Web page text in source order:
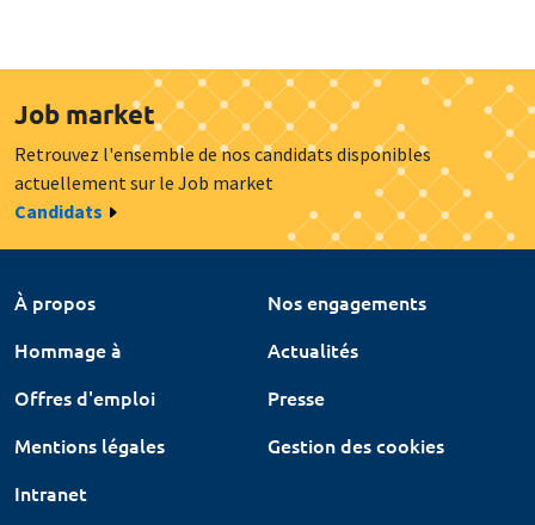
Job market
Retrouvez l'ensemble de nos candidats disponibles
actuellement sur le Job market
Candidats
À propos
Nos engagements
Hommage à
Actualités
Offres d'emploi
Presse
Mentions légales
Gestion des cookies
Intranet